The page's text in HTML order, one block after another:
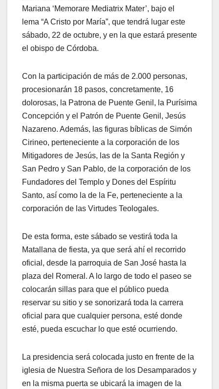
Mariana ‘Memorare Mediatrix Mater’, bajo el
lema “A Cristo por María”, que tendrá lugar este
sábado, 22 de octubre, y en la que estará presente
el obispo de Córdoba.
Con la participación de más de 2.000 personas,
procesionarán 18 pasos, concretamente, 16
dolorosas, la Patrona de Puente Genil, la Purísima
Concepción y el Patrón de Puente Genil, Jesús
Nazareno. Además, las figuras bíblicas de Simón
Cirineo, perteneciente a la corporación de los
Mitigadores de Jesús, las de la Santa Región y
San Pedro y San Pablo, de la corporación de los
Fundadores del Templo y Dones del Espíritu
Santo, así como la de la Fe, perteneciente a la
corporación de las Virtudes Teologales.
De esta forma, este sábado se vestirá toda la
Matallana de fiesta, ya que será ahí el recorrido
oficial, desde la parroquia de San José hasta la
plaza del Romeral. A lo largo de todo el paseo se
colocarán sillas para que el público pueda
reservar su sitio y se sonorizará toda la carrera
oficial para que cualquier persona, esté donde
esté, pueda escuchar lo que esté ocurriendo.
La presidencia será colocada justo en frente de la
iglesia de Nuestra Señora de los Desamparados y
en la misma puerta se ubicará la imagen de la